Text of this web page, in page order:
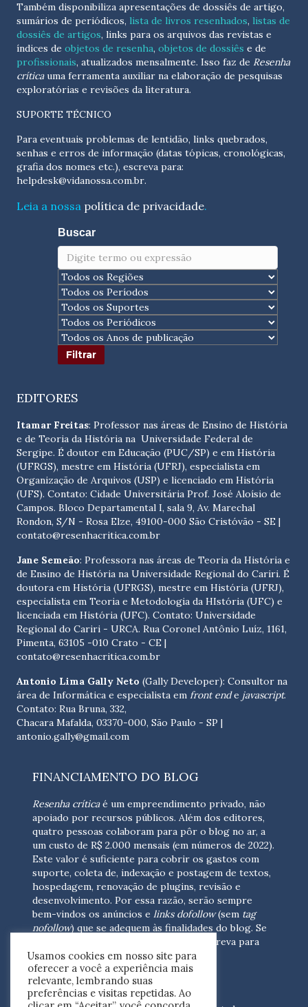
Também disponibiliza apresentações de dossiês de artigo,
sumários de periódicos, lista de livros resenhados, listas de
dossiês de artigos, links para os arquivos das revistas e
índices de objetos de resenha, objetos de dossiês e de
profissionais, atualizados mensalmente. Isso faz de Resenha
críticauma ferramenta auxiliar na elaboração de pesquisas
exploratórias e revisões da literatura.
SUPORTE TÉCNICO
Para eventuais problemas de lentidão, links quebrados,
senhas e erros de informação (datas tópicas, cronológicas,
helpdesk@vidanossa.com.br.
Leia a nossa política de privacidade.
Buscar
EDITORES
Itamar Freitas: Professor nas áreas de Ensino de História
e de Teoria da História na Universidade Federal de
Sergipe. É doutor em Educação (PUC/SP) e em História
(UFRGS), mestre em História (UFRJ), especialista em
Organização de Arquivos (USP) e licenciado em História
(UFS). Contato: Cidade Universitária Prof. José Aloísio de
Campos. Bloco Departamental I, sala 9, Av. Marechal
Rondon, S/N - Rosa Elze, 49100-000 São Cristóvão - SE |
contato@resenhacritica.com.br
Jane Semeão: Professora nas áreas de Teoria da História e
de Ensino de História na Universidade Regional do Cariri. É
doutora em História (UFRGS), mestre em História (UFRJ),
especialista em Teoria e Metodologia da HIstória (UFC) e
licenciada em História (UFC). Contato: Universidade
Regional do Cariri - URCA. Rua Coronel Antônio Luíz, 1161,
Pimenta, 63105 -010 Crato - CE |
contato@resenhacritica.com.br
Antonio Lima Gally Neto (Gally Developer): Consultor na
área de Informática e especialista em front ende javascript.
Contato: Rua Bruna, 332,
Chacara Mafalda, 03370-000, São Paulo - SP |
antonio.gally@gmail.com
FINANCIAMENTO DO BLOG
Resenha críticaé um empreendimento privado, não
apoiado por recursos públicos. Além dos editores,
quatro pessoas colaboram para pôr o blog no ar, a
um custo de R$ 2.000 mensais (em números de 2022).
Este valor é suficiente para cobrir os gastos com
suporte, coleta de, indexação e postagem de textos,
hospedagem, renovação de plugins, revisão e
desenvolvimento. Por essa razão, serão sempre
bem-vindos os anúncios e links dofollow(sem tag
nofollow) que se adequem às finalidades do blog. Se
escreva para
nós(contato@resenhacritica.com.br)
FONTES E ACERVO
Usamos cookies em nosso site para
oferecer a você a experiência mais
relevante, lembrando suas
preferências e visitas repetidas. Ao